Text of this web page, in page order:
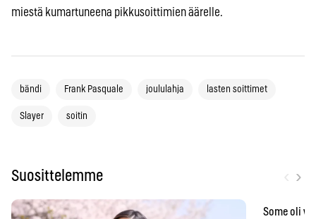
miestä kumartuneena pikkusoittimien äärelle.
bändi Frank Pasquale joululahja lasten soittimet
Slayer soitin
Suosittelemme ›
Some oli